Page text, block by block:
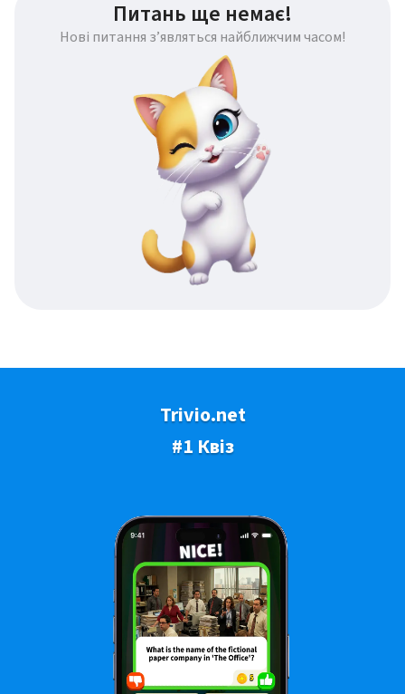
Питань ще немає!
Нові питання з’являться найближчим часом!
Trivio.net
#1 Квіз